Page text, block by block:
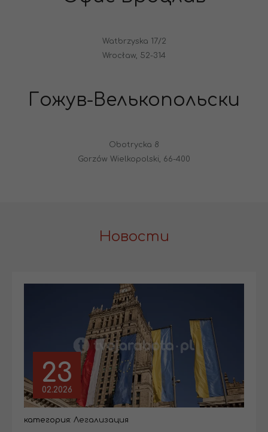
Watbrzyska 17/2
Wrocław, 52-314
Гожув-Велькопольски
Obotrycka 8
Gorzów Wielkopolski, 66-400
Новости
23
02.2026
категория: Легализация